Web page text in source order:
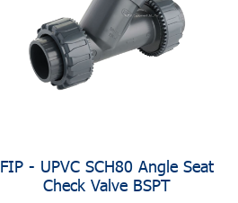
FIP - UPVC SCH80 Angle Seat
Check Valve BSPT